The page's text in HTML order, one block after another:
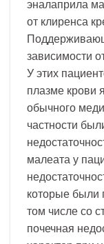
эналаприла
от клиренса
зависимости
У этих
плазме крови
обычного
частности
малеата у
которые были
том числе со
почечная